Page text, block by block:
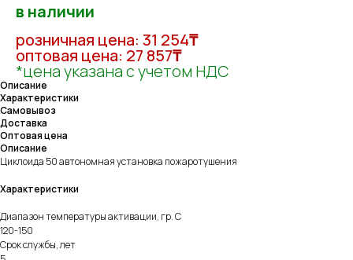
в наличии
розничная цена: 31 254₸
оптовая цена: 27 857₸
*цена указана с учетом НДС
Описание
Характеристики
Самовывоз
Доставка
Оптовая цена
Описание
Циклоида 50 автономная установка пожаротушения
Характеристики
Диапазон температуры активации, гр. С
120-150
Срок службы, лет